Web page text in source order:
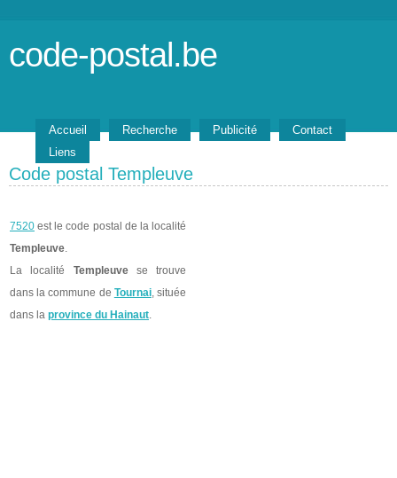
code-postal.be
Accueil Recherche Publicité
Contact
Liens
Code postal Templeuve
7520 est le code postal de la localité
Templeuve.
La localité Templeuvese trouve
dans la commune de Tournai, située
dans la province du Hainaut.